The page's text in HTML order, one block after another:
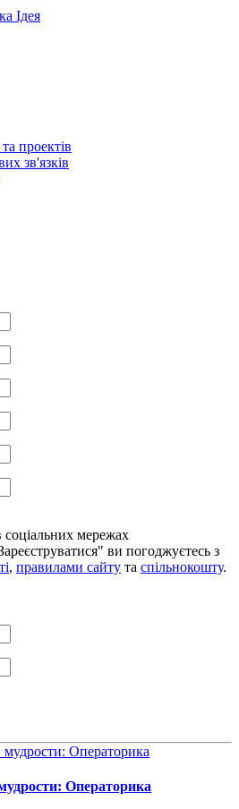
проектів
зв'язків
соціальних мережах
ви погоджуєтесь з
, правилами сайту та спільнокошту.
Операторика